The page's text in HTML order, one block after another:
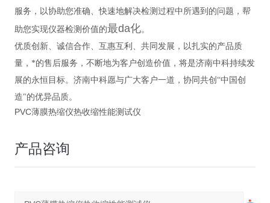
服务，以协助您准确、快速地解决检测过程中所遇到的问题，帮
助您实现仪器检测价值的最da化。
优质创新、诚信合作、互惠互利、共同发展，以扎实的产品质
量，*的售后服务，不断地为客户创造价值，将是济南中科持续发
展的永恒目标。济南中科愿与广大客户一道，协同共创“中国创
造"的优异品质。
PVC薄膜热缩仪热收缩性能测试仪
产品咨询